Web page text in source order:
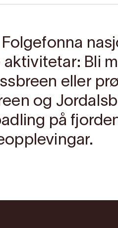
aktivitetar: Bli
eller
og
på